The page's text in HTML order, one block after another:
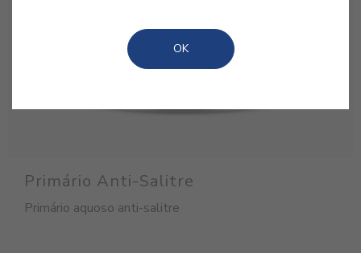
Primário Anti-Salitre
Primário aquoso anti-salitre
OK